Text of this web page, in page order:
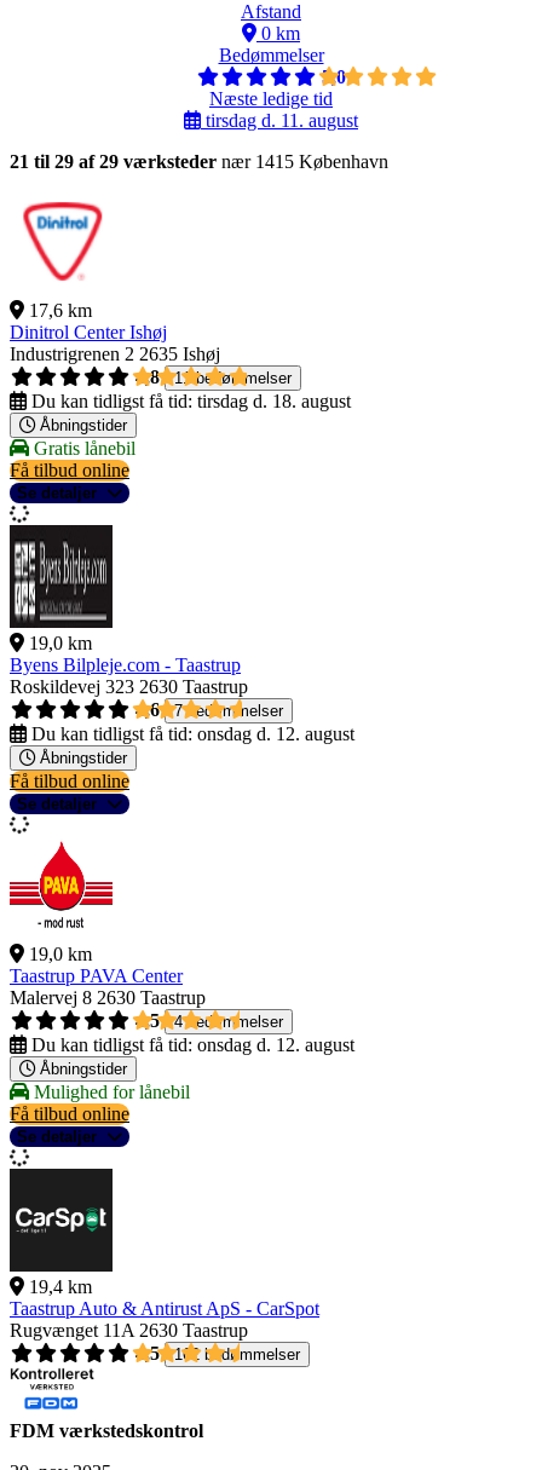
Afstand
0 km
Bedømmelser
5,0
Næste ledige tid
tirsdag d. 11. august
21 til 29 af 29 værksteder nær 1415 København
17,6 km
Dinitrol Center Ishøj
Industrigrenen 2 2635 Ishøj
4,8
11 bedømmelser
Du kan tidligst få tid: tirsdag d. 18. august
Åbningstider
Gratis lånebil
Få tilbud online
Se detaljer
19,0 km
Byens Bilpleje.com - Taastrup
Roskildevej 323 2630 Taastrup
4,6
7 bedømmelser
Du kan tidligst få tid: onsdag d. 12. august
Åbningstider
Få tilbud online
Se detaljer
19,0 km
Taastrup PAVA Center
Malervej 8 2630 Taastrup
4,5
4 bedømmelser
Du kan tidligst få tid: onsdag d. 12. august
Åbningstider
Mulighed for lånebil
Få tilbud online
Se detaljer
19,4 km
Taastrup Auto & Antirust ApS - CarSpot
Rugvænget 11A 2630 Taastrup
4,5
162 bedømmelser
FDM værkstedskontrol